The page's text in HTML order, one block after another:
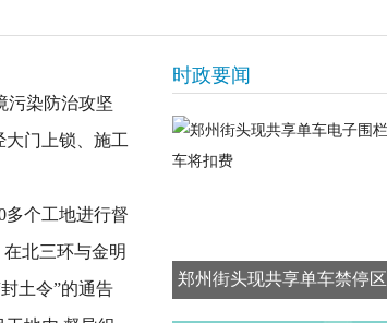
污染防治攻坚
门上锁、施工
多个工地进行督
北三环与金明
土令”的通告
时政要闻
郑州街头现共享单车禁停区